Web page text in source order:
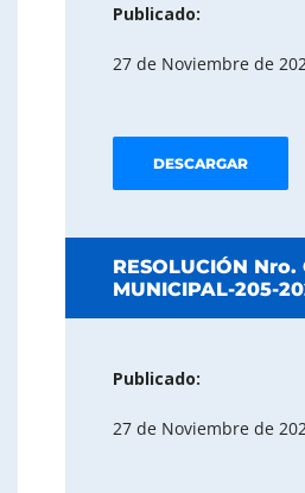
Publicado:
27 de Noviembre de
DESCARGAR
RESOLUCIÓN Nro.
MUNICIPAL-205-
Publicado:
27 de Noviembre de